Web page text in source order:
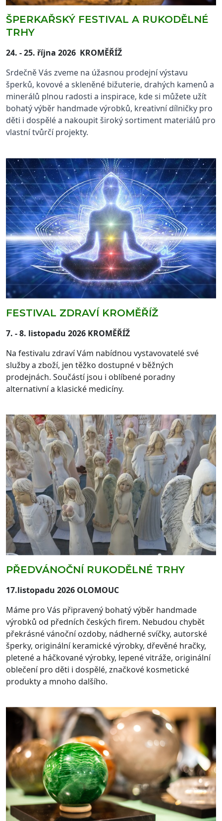
ŠPERKAŘSKÝ FESTIVAL A RUKODĚLNÉ
TRHY
24. - 25. října 2026 KROMĚŘÍŽ
Srdečně Vás zveme na úžasnou prodejní výstavu
šperků, kovové a skleněné bižuterie, drahých kamenů a
minerálů plnou radosti a inspirace, kde si můžete užít
bohatý výběr handmade výrobků, kreativní dílničky pro
děti i dospělé a nakoupit široký sortiment materiálů pro
vlastní tvůrčí projekty.
FESTIVAL ZDRAVÍ KROMĚŘÍŽ
7. - 8. listopadu 2026 KROMĚŘÍŽ
Na festivalu zdraví Vám nabídnou vystavovatelé své
služby a zboží, jen těžko dostupné v běžných
prodejnách. Součástí jsou i oblíbené poradny
alternativní a klasické medicíny.
PŘEDVÁNOČNÍ RUKODĚLNÉ TRHY
17.listopadu 2026 OLOMOUC
Máme pro Vás připravený bohatý výběr handmade
výrobků od předních českých firem. Nebudou chybět
překrásné vánoční ozdoby, nádherné svíčky, autorské
šperky, originální keramické výrobky, dřevěné hračky,
pletené a háčkované výrobky, lepené vitráže, originální
oblečení pro děti i dospělé, značkové kosmetické
produkty a mnoho dalšího.